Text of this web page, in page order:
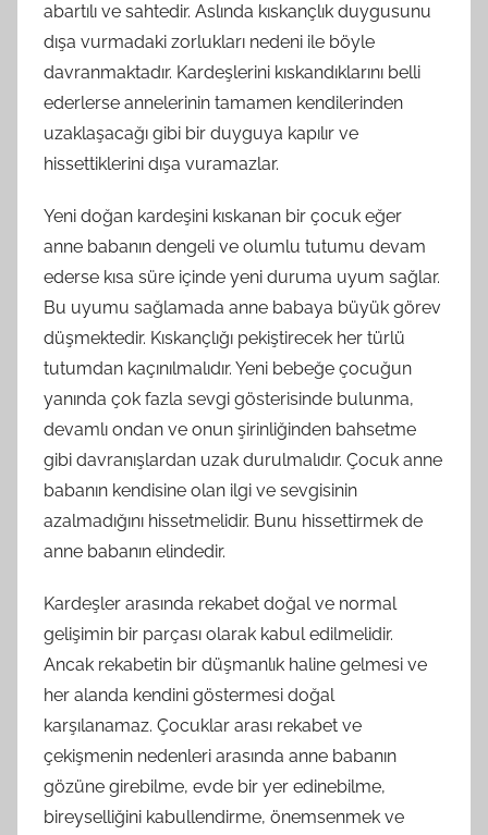
abartılı ve sahtedir. Aslında kıskançlık duygusunu
dışa vurmadaki zorlukları nedeni ile böyle
davranmaktadır. Kardeşlerini kıskandıklarını belli
ederlerse annelerinin tamamen kendilerinden
uzaklaşacağı gibi bir duyguya kapılır ve
hissettiklerini dışa vuramazlar.
Yeni doğan kardeşini kıskanan bir çocuk eğer
anne babanın dengeli ve olumlu tutumu devam
ederse kısa süre içinde yeni duruma uyum sağlar.
Bu uyumu sağlamada anne babaya büyük görev
düşmektedir. Kıskançlığı pekiştirecek her türlü
tutumdan kaçınılmalıdır. Yeni bebeğe çocuğun
yanında çok fazla sevgi gösterisinde bulunma,
devamlı ondan ve onun şirinliğinden bahsetme
gibi davranışlardan uzak durulmalıdır. Çocuk anne
babanın kendisine olan ilgi ve sevgisinin
azalmadığını hissetmelidir. Bunu hissettirmek de
anne babanın elindedir.
Kardeşler arasında rekabet doğal ve normal
gelişimin bir parçası olarak kabul edilmelidir.
Ancak rekabetin bir düşmanlık haline gelmesi ve
her alanda kendini göstermesi doğal
karşılanamaz. Çocuklar arası rekabet ve
çekişmenin nedenleri arasında anne babanın
gözüne girebilme, evde bir yer edinebilme,
bireyselliğini kabullendirme, önemsenmek ve